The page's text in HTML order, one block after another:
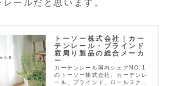
ールだと思います。
トーソー株式会社｜カー
テンレール・ブラインド
窓周り製品の総合メーカ
ー
カーテンレール国内シェアNO.1
のトーソー株式会社。カーテンレ
ール、ブラインド、ロールスクリ